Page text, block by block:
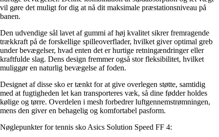
vil gøre det muligt for dig at nå dit maksimale præstationsniveau på
banen.
Den udvendige sål lavet af gummi af høj kvalitet sikrer fremragende
trækkraft på de forskellige spilleoverflader, hvilket giver optimal greb
under bevægelser, hvad enten det er hurtige retningændringer eller
kraftfulde slag. Dens design fremmer også stor fleksibilitet, hvilket
muliggør en naturlig bevægelse af foden.
Designet af disse sko er tænkt for at give overlegen støtte, samtidig
med at fugtigheden let kan transporteres væk, så dine fødder holdes
kølige og tørre. Overdelen i mesh forbedrer luftgennemstrømningen,
mens den giver en behagelig og komfortabel pasform.
Nøglepunkter for tennis sko Asics Solution Speed FF 4: